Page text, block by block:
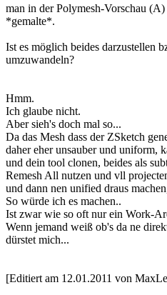
man in der Polymesh-Vorschau
*gemalte*.
Ist es möglich beides darzustellen
umzuwandeln?
Hmm.
Ich glaube nicht.
Aber sieh's doch mal so...
Da das Mesh dass der ZSketch
daher eher unsauber und uniform,
und dein tool clonen, beides als
Remesh All nutzen und vll
und dann nen unified draus
So würde ich es machen..
Ist zwar wie so oft nur ein Work-
Wenn jemand weiß ob's da ne
dürstet mich...
[Editiert am 12.01.2011 von